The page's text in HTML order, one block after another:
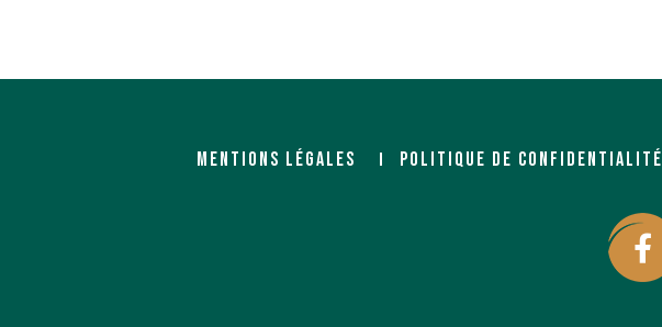
MENTIONS LÉGALES POLITIQUE DE CONFIDENTIALITÉ